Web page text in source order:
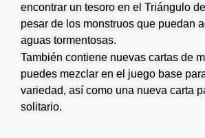
encontrar un tesoro en el Triángulo
pesar de los monstruos que puedan
aguas tormentosas.
También contiene nuevas cartas de
puedes mezclar en el juego base
variedad, así como una nueva carta
solitario.